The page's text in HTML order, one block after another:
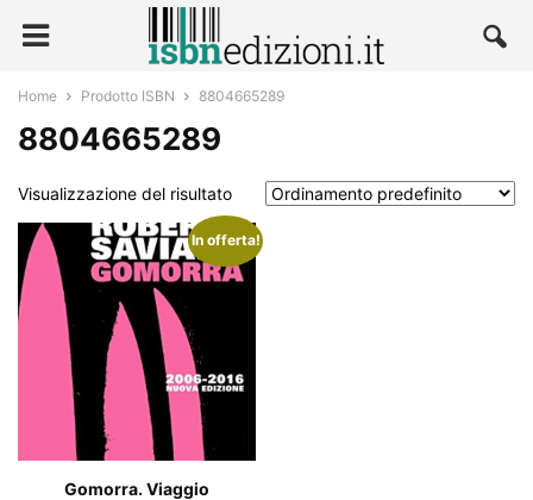
Home Prodotto ISBN 8804665289
8804665289
Visualizzazione del risultato
In offerta!
Gomorra. Viaggio